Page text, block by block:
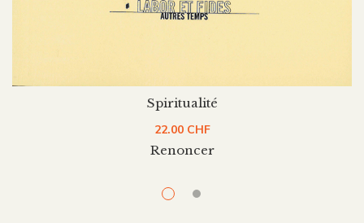
Renoncer
Spiritualité
22.00 CHF